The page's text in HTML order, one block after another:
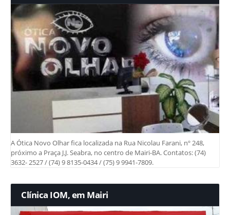
A Ótica Novo Olhar fica localizada na Rua Nicolau Farani, nº 248,
próximo a Praça J.J. Seabra, no centro de Mairi-BA. Contatos: (74)
3632- 2527 / (74) 9 8135-0434 / (75) 9 9941-7809.
Clínica IOM, em Mairi